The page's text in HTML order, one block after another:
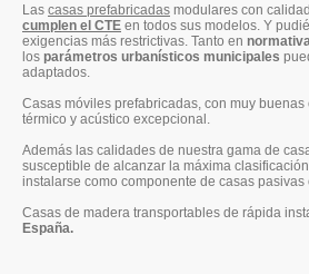
Las casas prefabricadas modulares con
cumplen el CTE en todos sus modelos. Y
exigencias más restrictivas. Tanto en
los parámetros urbanísticos municipales
adaptados.
Casas móviles prefabricadas, con muy
térmico y acústico excepcional.
Además las calidades de nuestra gama de
susceptible de alcanzar la máxima
instalarse como componente de casas pasivas
Casas de madera transportables de rápida
España.